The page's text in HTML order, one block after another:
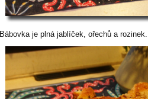
Bábovka je plná jablíček, ořechů a